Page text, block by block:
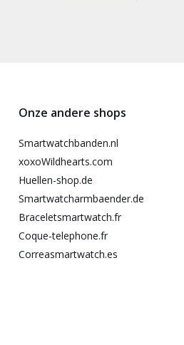
Onze andere shops
Smartwatchbanden.nl
xoxoWildhearts.com
Huellen-shop.de
Smartwatcharmbaender.de
Braceletsmartwatch.fr
Coque-telephone.fr
Correasmartwatch.es